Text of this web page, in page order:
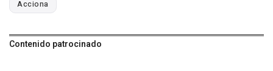
Acciona
Contenido patrocinado